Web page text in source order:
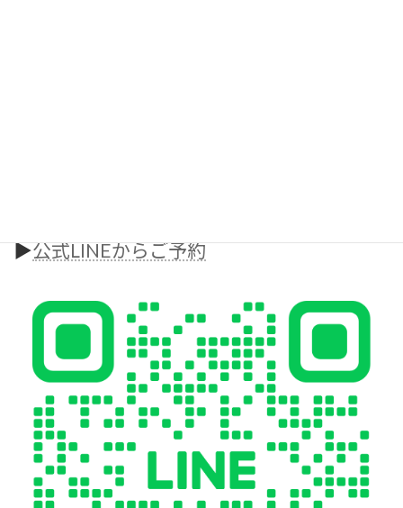
▶︎公式LINEからご予約